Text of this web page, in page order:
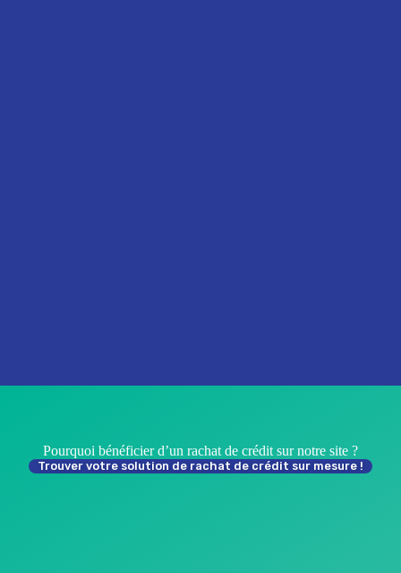
Pourquoi bénéficier d’un rachat de crédit sur notre site ?
Trouver votre solution de rachat de crédit sur mesure !